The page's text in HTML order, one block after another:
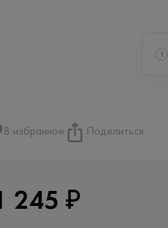
i
В избранное Поделиться
245 ₽